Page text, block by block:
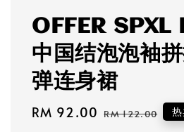
OFFER
中国结泡泡袖
弹连身裙
Sale
RM 92.00 Regular
RM 122.00